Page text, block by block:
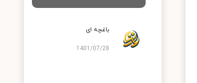
باغچه ای
1401/07/28